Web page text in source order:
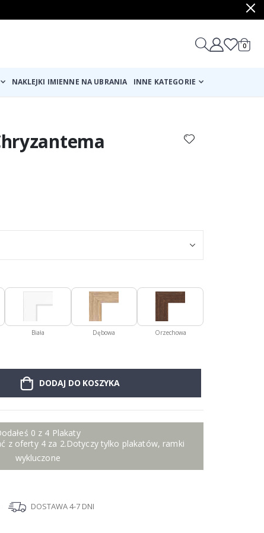
Cart
0
NAKLEJKI IMIENNE NA UBRANIA INNE KATEGORIE
Biała Dębowa Orzechowa
DODAJ DO KOSZYKA
0 z 4 Plakaty
z oferty 4 za 2.Dotyczy tylko plakatów, ramki
wykluczone
DOSTAWA 4-7 DNI